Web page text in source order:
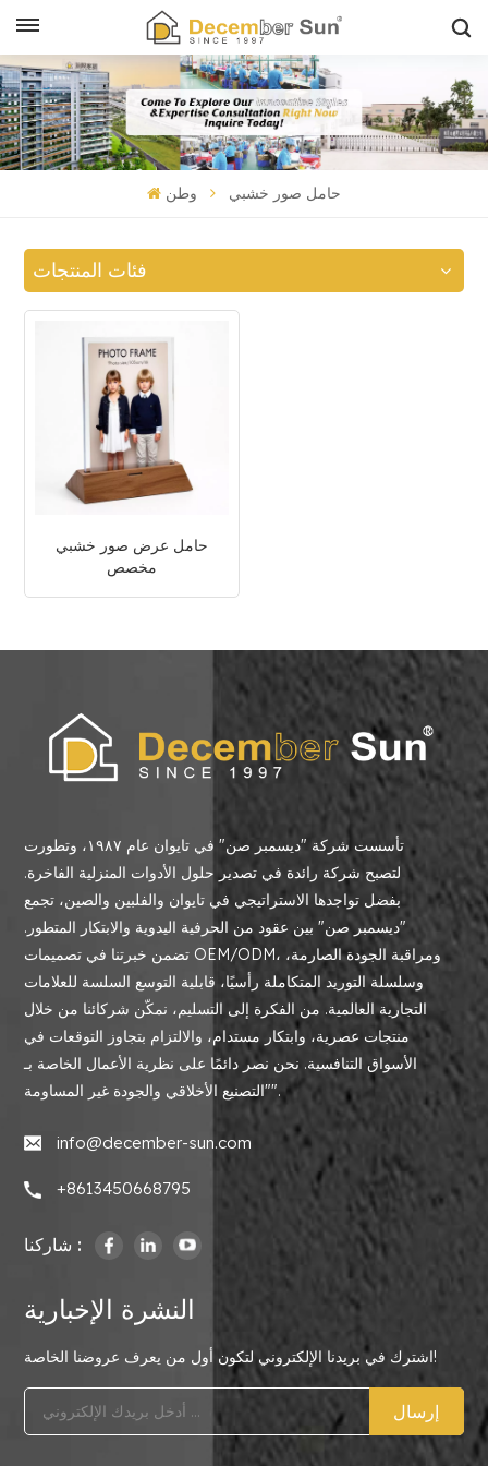
وطن حامل صور خشبي
فئات المنتجات
حامل عرض صور خشبي
مخصص
تأسست شركة "ديسمبر صن" في تايوان عام ١٩٨٧، وتطورت
لتصبح شركة رائدة في تصدير حلول الأدوات المنزلية الفاخرة.
بفضل تواجدها الاستراتيجي في تايوان والفلبين والصين، تجمع
"ديسمبر صن" بين عقود من الحرفية اليدوية والابتكار المتطور.
تضمن خبرتنا في تصميمات OEM/ODM، ومراقبة الجودة الصارمة،
وسلسلة التوريد المتكاملة رأسيًا، قابلية التوسع السلسة للعلامات
التجارية العالمية. من الفكرة إلى التسليم، نمكّن شركائنا من خلال
منتجات عصرية، وابتكار مستدام، والالتزام بتجاوز التوقعات في
الأسواق التنافسية. نحن نصر دائمًا على نظرية الأعمال الخاصة بـ
"التصنيع الأخلاقي والجودة غير المساومة".
info@december-sun.com
+8613450668795
شاركنا :
النشرة الإخبارية
اشترك في بريدنا الإلكتروني لتكون أول من يعرف عروضنا الخاصة!
إرسال